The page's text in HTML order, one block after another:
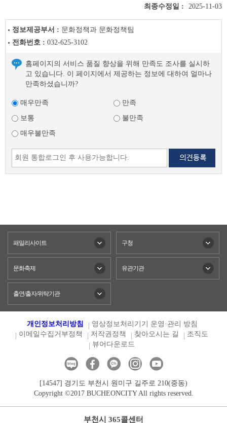
최종수정일 : 2025-11-03
정보제공부서 : 문화정책과 문화정책팀
전화번호 : 032-625-3102
홈페이지의 서비스 품질 향상을 위해 만족도 조사를 실시하
고 있습니다. 이 페이지에서 제공하는 정보에 대하여 얼마나
만족하셨습니까?
매우만족
만족
보통
불만족
매우불만족
패밀리사이트 구청
문화축제 유관기관
출연/출자/위탁기관
개인정보처리방침
영상정보처리기기 운영·관리 방침
이메일수집거부정책
저작권정책 찾아오시는 길
조직도
뷰어다운로드
[14547] 경기도 부천시 원미구 길주로 210(중동)
Copyright ©2017 BUCHEONCITY All rights reserved.
부천시 365콜센터